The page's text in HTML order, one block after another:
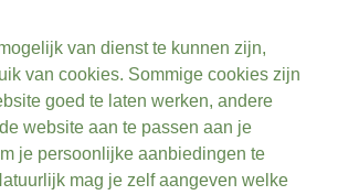
van dienst te kunnen zijn,
van cookies. Sommige cookies zijn
goed te laten werken, andere
website aan te passen aan je
je persoonlijke aanbiedingen te
mag je zelf aangeven welke